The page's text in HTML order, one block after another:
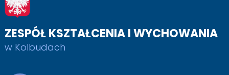
ZESPÓŁ KSZTAŁCENIA I WYCHOWANIA
w Kolbudach